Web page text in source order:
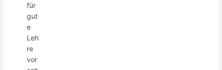
für
gut
e
Leh
re
vor